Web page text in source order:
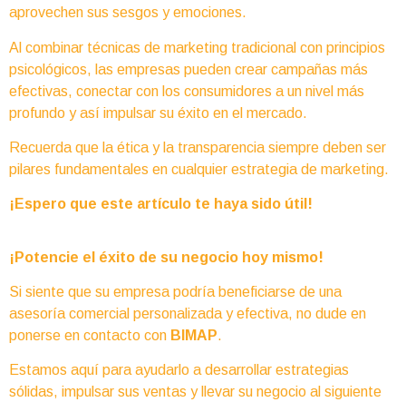
aprovechen sus sesgos y emociones.
Al combinar técnicas de marketing tradicional con principios
psicológicos, las empresas pueden crear campañas más
efectivas, conectar con los consumidores a un nivel más
profundo y así impulsar su éxito en el mercado.
Recuerda que la ética y la transparencia siempre deben ser
pilares fundamentales en cualquier estrategia de marketing.
¡Espero que este artículo te haya sido útil!
¡Potencie el éxito de su negocio hoy mismo!
Si siente que su empresa podría beneficiarse de una
asesoría comercial personalizada y efectiva, no dude en
ponerse en contacto con BIMAP.
Estamos aquí para ayudarlo a desarrollar estrategias
sólidas, impulsar sus ventas y llevar su negocio al siguiente